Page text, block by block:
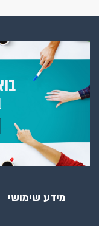
מידע שימושי